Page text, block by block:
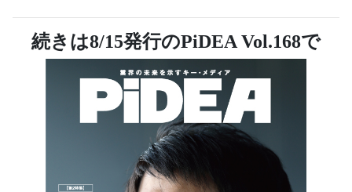
続きは8/15発行のPiDEA Vol.168で